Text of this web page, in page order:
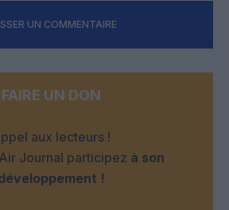
UN COMMENTAIRE
FAIRE UN DON
aux lecteurs !
Journal participez à son
!